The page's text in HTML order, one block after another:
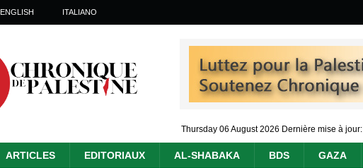
ENGLISH ITALIANO
Thursday 06 August 2026 Dernière mise à jour:
ARTICLES EDITORIAUX AL-SHABAKA BDS GAZA